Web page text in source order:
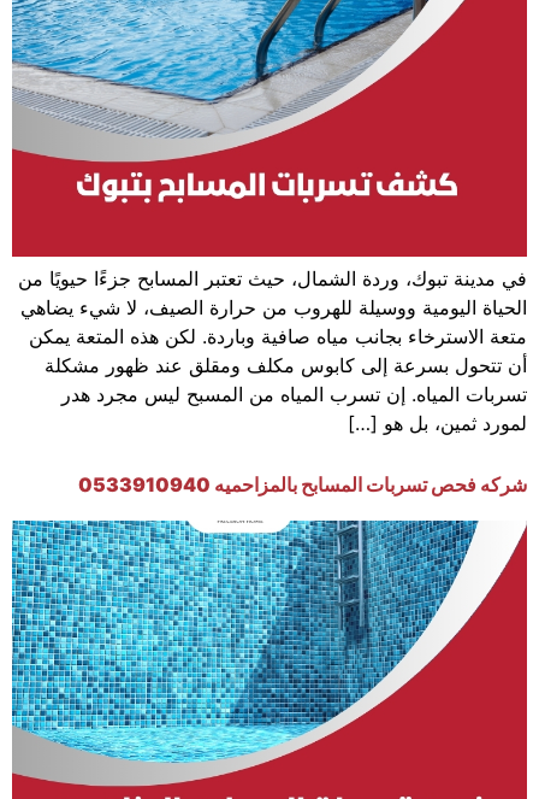
في مدينة تبوك، وردة الشمال، حيث تعتبر المسابح جزءًا حيويًا من
الحياة اليومية ووسيلة للهروب من حرارة الصيف، لا شيء يضاهي
متعة الاسترخاء بجانب مياه صافية وباردة. لكن هذه المتعة يمكن
أن تتحول بسرعة إلى كابوس مكلف ومقلق عند ظهور مشكلة
تسربات المياه. إن تسرب المياه من المسبح ليس مجرد هدر
لمورد ثمين، بل هو […]
شركه فحص تسربات المسابح بالمزاحميه 0533910940